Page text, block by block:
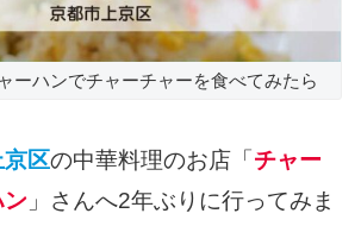
ーハンでチャーチャーを食べてみたら
区の中華料理のお店「チャー
ン 」さんへ2年ぶりに行ってみま